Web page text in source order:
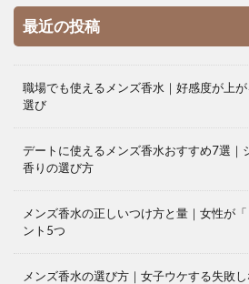
最近の投稿
職場でも使えるメンズ香水｜好感度が上
選び
デートに使えるメンズ香水おすすめ7選｜
香りの選び方
メンズ香水の正しいつけ方と量｜女性が
ント5つ
メンズ香水の選び方｜女子ウケする失敗